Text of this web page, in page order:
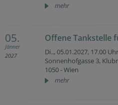
mehr
05.
Jänner
2027
Offene Tankstelle
Di.., 05.01.2027, 17.00 Uhr
Sonnenhofgasse 3,
1050 - Wien
mehr